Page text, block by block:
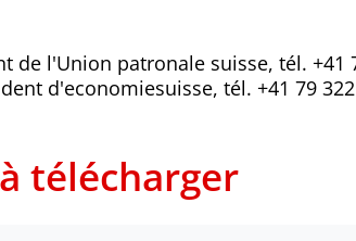
de l'Union patronale suisse, tél. +41
d'economiesuisse, tél. +41 79
télécharger